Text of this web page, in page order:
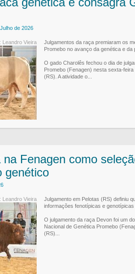
de 2026
Leandro Vieira
Julgamentos da raça premiaram os
Promebo no avanço da genética e da
O gado Charolês fechou o dia de
Promebo (Fenagen) nesta sexta-
(RS). A atividade o...
na Fenagen como
genético
Leandro Vieira
Julgamento em Pelotas (RS) definiu
informações fenotípicas e
O julgamento da raça Devon foi um
Nacional de Genética Promebo
(RS)...